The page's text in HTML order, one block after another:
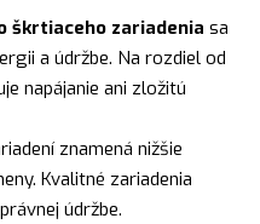
škrtiaceho zariadenia sa
a údržbe. Na rozdiel od
napájanie ani zložitú
znamená nižšie
Kvalitné zariadenia
údržbe.